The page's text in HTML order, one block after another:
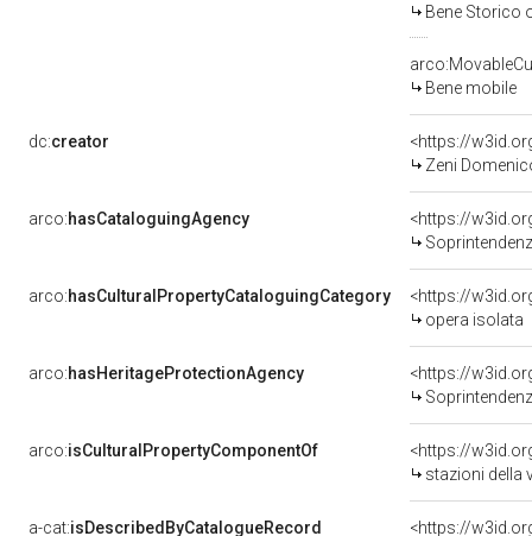
Bene Storico
Bene mobile
dc:creator
<https://
Zeni
arco:hasCataloguingAgency
<https://
Soprintendenza per i
arco:hasCulturalPropertyCataloguingCategory
<https://
opera isolata
arco:hasHeritageProtectionAgency
<https://
arco:isCulturalPropertyComponentOf
<https://
stazioni della
a-cat:isDescribedByCatalogueRecord <https://